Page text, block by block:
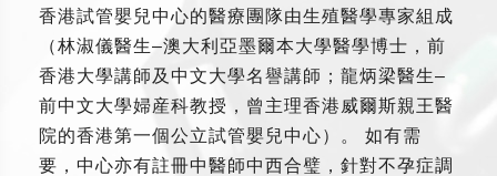
香港試管嬰兒中心的醫療團隊由生殖醫學專家組成
（林淑儀醫生–澳大利亞墨爾本大學醫學博士，前
香港大學講師及中文大學名譽講師；龍炳梁醫生–
前中文大學婦産科教授，曾主理香港威爾斯親王醫
院的香港第一個公立試管嬰兒中心）。 如有需
要，中心亦有註冊中醫師中西合璧，針對不孕症調